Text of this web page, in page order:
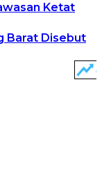
Ketat
Barat Disebut